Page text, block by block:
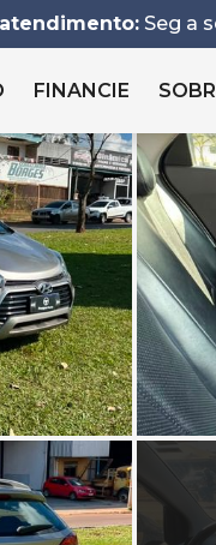
Seg a
FINANCIE